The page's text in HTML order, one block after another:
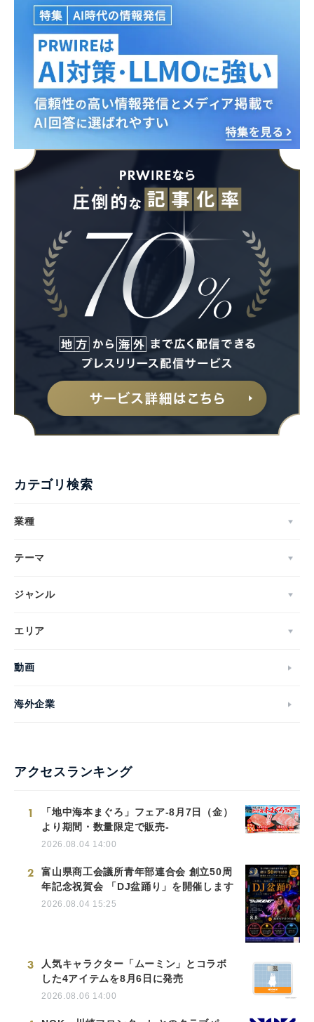
カテゴリ検索
業種
テーマ
ジャンル
エリア
動画
海外企業
アクセスランキング
1
「地中海本まぐろ」フェア-8月7日（金）
より期間・数量限定で販売-
2026.08.04 14:00
2
富山県商工会議所青年部連合会 創立50周
年記念祝賀会 「DJ盆踊り」を開催します
2026.08.04 15:25
3
人気キャラクター「ムーミン」とコラボ
した4アイテムを8月6日に発売
2026.08.06 14:00